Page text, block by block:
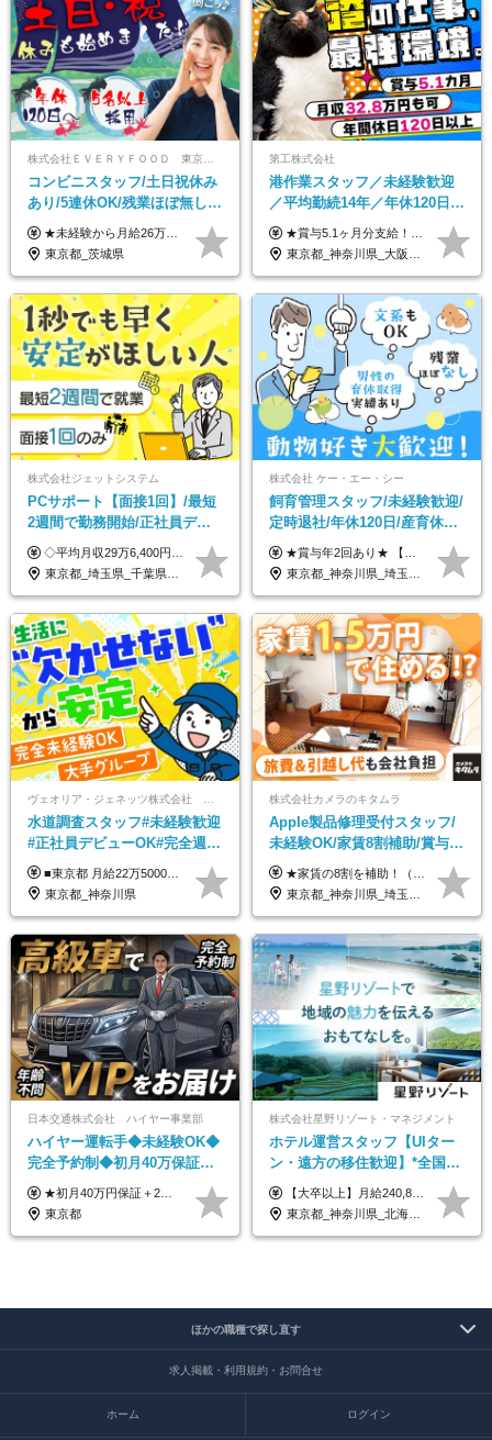
株式会社ＥＶＥＲＹＦＯＯＤ 東京本社
コンビニスタッフ/土日祝休み
あり/5連休OK/残業ほぼ無し/
賞与年2回/トイレ掃除・夜勤
無し/面接1回
★未経験から月給26万円スタート！ ★毎年1回（12月）の昇給＋賞与（年2回）で給与にしっかり反映！ 月給26万円＋賞与年2回＋交通費全額支給 ※リーダー・店長昇格後は基本給2万円UP＋役職手当支給 ※経験・スキルを考慮の上、決定します ※上記金額には固定残業代（21時間分・3万7300円以上）を含みます。超過分は別途全額支給します ※試用期間3ヶ月間あり（期間中の給与・待遇に差異はありません）
東京都_茨城県
第工株式会社
港作業スタッフ／未経験歓迎
／平均勤続14年／年休120日以
上／食事手当・家族手当あり
／賞与5.1ヶ月分
★賞与5.1ヶ月分支給！ ★入社3年目・30代で年収730万円の先輩も活躍中！ ★入社1年目・20代で月収29万円の実績あり 月給：22.5万円～30.5万円＋各種手当＋賞与年2回＋残業代全額支給 ※経験・能力などを考慮のうえ決定します ※上記月給には食事手当(5000円／月）を含みます ※残業代は分単位で100％支給いたします ※試用期間3ヶ月。その間の給与・待遇に差異はありません 【月収例】 ◆33.5万円／31歳 入社7か月 ◆38.5万円／32歳 入社1年目 ◆48.4万円／44歳 入社12年目 ※経験・能力などを考慮のうえ決定 ※月収・給与例には休日手当も含みます 【手当詳細】 ◆交通費規定支給（上限3万5000円／月） ◆時間外手当全額支給 ◆休日出勤手当 ◆港湾住宅あり（1R・2万円台～） ◆資格取得支援制度：全額負担 ◆地域手当：関東地区1万円／月
東京都_神奈川県_大阪府_愛知県_兵庫県
株式会社ジェットシステム
PCサポート【面接1回】/最短
2週間で勤務開始/正社員デビ
ュー歓迎/未経験9割以上/社員
寮・住宅手当あり
◇平均月収29万6,400円(各種手当含む) ◇住宅手当⇒最大家賃の半額支給 ◇賞与年2回支給 ■月給22万5,000円以上＋地域手当＋時間外手当＋住宅手当＋家族手当 ※経験やスキルに応じて給与を決定します ※試用期間2ヶ月あり（期間内は時給1,060円以上となります） └地域により上がる可能性があり／例：東京都時給1,370円 └その他待遇に差異なし ＜モデル月収例＞ 1年目：296,400円 3年目：320,000円 【固定残業代について】 なし（残業代は、実際の労働時間に応じて別途全額支給）
東京都_埼玉県_千葉県_愛知県_北海道_群馬県_長野県_富山県_石川県_静岡県_香川県_高知県_熊本県_長崎県_沖縄県
株式会社 ケー・エー・シー
飼育管理スタッフ/未経験歓迎/
定時退社/年休120日/産育休実
績あり/連休取得OK/賞与年2
回/急募求人
★賞与年2回あり★ 【未経験の方】月給20万7,750円～＋賞与年2回＋残業代全額支給＋交通費支給 【生物系大卒の方】月給21万3,750円～＋賞与年2回＋残業代全額支給＋交通費支給 ★手当が充実★ ・資格手当（実験動物技術者2級：月3,000円、1級：月7,000円） ・家族手当 ・住宅費用補助（転居を伴う転勤の場合：最大5年間支給） ・残業代全額支給 ※入社5年目程度で賞与4.6ヶ月分の支給実績あり ※月給の金額は、能力やスキルを考慮して決定します ※試用期間6ヶ月あり（雇用形態・給与・待遇に差異なし）
東京都_神奈川県_埼玉県_大阪府_愛知県_茨城県_三重県_京都府_佐賀県
水道調査スタッフ#未経験歓迎
#正社員デビューOK#完全週休
2日制#年休125日#資格取得支
援有#社員数千人以上
■東京都 月給22万5000円（東京地域手当3万円含）～25万円＋残業代全額支給＋各種手当 ■神奈川県 月給19万5000円～24万円＋残業代全額支給＋各種手当 ※年齢・経験を考慮し決定 ※試用期間3ヶ月（期間中の給与・待遇に差異はありません） ◆通勤手当あり（全額支給） ◆昇給年1回、賞与年2回。世界最大級の環境企業グループならではの安定した給与体系です。
東京都_神奈川県
株式会社カメラのキタムラ
Apple製品修理受付スタッフ/
未経験OK/家賃8割補助/賞与年
2回/残業月平均4.7h/最大7連休
OK
★家賃の8割を補助！（限度額は地域により異なる） ※転勤による引っ越しが発生する場合 ＝＝＝＝＝＝＝＝＝＝＝＝＝＝＝＝＝＝＝＝＝＝＝ 例えば、家賃7.5万円なら6万円は会社で負担。 あなたが支払うのは、たったの1.5万円です！ 年間では自己負担額が約72万ほどお得になります！ ＝＝＝＝＝＝＝＝＝＝＝＝＝＝＝＝＝＝＝＝＝＝＝ 月給22万8,700円～26万3,100円＋賞与年2回（初回の支給は当社規定による）＋残業手当 ＜実際の給与例＞ *24歳:月給23万4,700円＋賞与年2回（初回の支給は当社規定による）＋残業手当＋諸手当 ※上記はあくまで参考月給です。ご経歴・年齢を考慮し、当社規定により決定します ※評価により昇給あり ※残業代は別途支給あり ※試用期間2ヶ月あり（期間中の給与・待遇に差異はありません） 【実在する社員の年収モデル】 年収530万円（30歳） 年収820万円（40歳） 【入社時の想定年収】 330万円～900万円
東京都_神奈川県_埼玉県_千葉県_大阪府_愛知県_北海道_岩手県_宮城県_秋田県_福島県_茨城県_栃木県_富山県_石川県_福井県_静岡県_岐阜県_三重県_兵庫県_京都府_滋賀県_奈良県_広島県_岡山県_徳島県_香川県_愛媛県_高知県_福岡県_熊本県_佐賀県_長崎県_大分県_宮崎県_沖縄県
日本交通株式会社 ハイヤー事業部
ハイヤー運転手◆未経験OK◆
完全予約制◆初月40万保証◆
平均年収600万◆約4ヶ月研修
あり◆運転は1日4hほど
★初月40万円保証＋2～6ヶ月目35万円保証 ★平均年収600万円 月給236,000円（一律手当含む）＋運転手当（運転した時間に応じて支給）＋残業代＋賞与年2回 ※基礎研修期間（10日間）は日給1万円を支給します ※試用期間中（3ヶ月）の給与・待遇に差異はありません ※残業代は全額支給します
東京都
株式会社星野リゾート・マネジメント
ホテル運営スタッフ【UIター
ン・遠方の移住歓迎】*全国募
集*週休3日/年休161日可*未経
験OK*新規開業あり
【大卒以上】月給240,800円以上+賞与2回+各種手当 【短大・専門学校卒】月給204,400円以上+賞与2回+各種手当 【上記以外】月給187,000円以上+賞与2回+各種手当 ※経験、資格、能力等を考慮の上、決定いたします ※残業代全額支給 ※試用期間3ヶ月（条件変更なし）
東京都_神奈川県_北海道_青森県_山形県_福島県_栃木県_群馬県_山梨県_長野県_石川県_静岡県_岐阜県_京都府_広島県_島根県_山口県_高知県_長崎県_大分県_鹿児島県_沖縄県
ほかの職種で探し直す
求人掲載・利用規約・お問合せ
ホーム ログイン